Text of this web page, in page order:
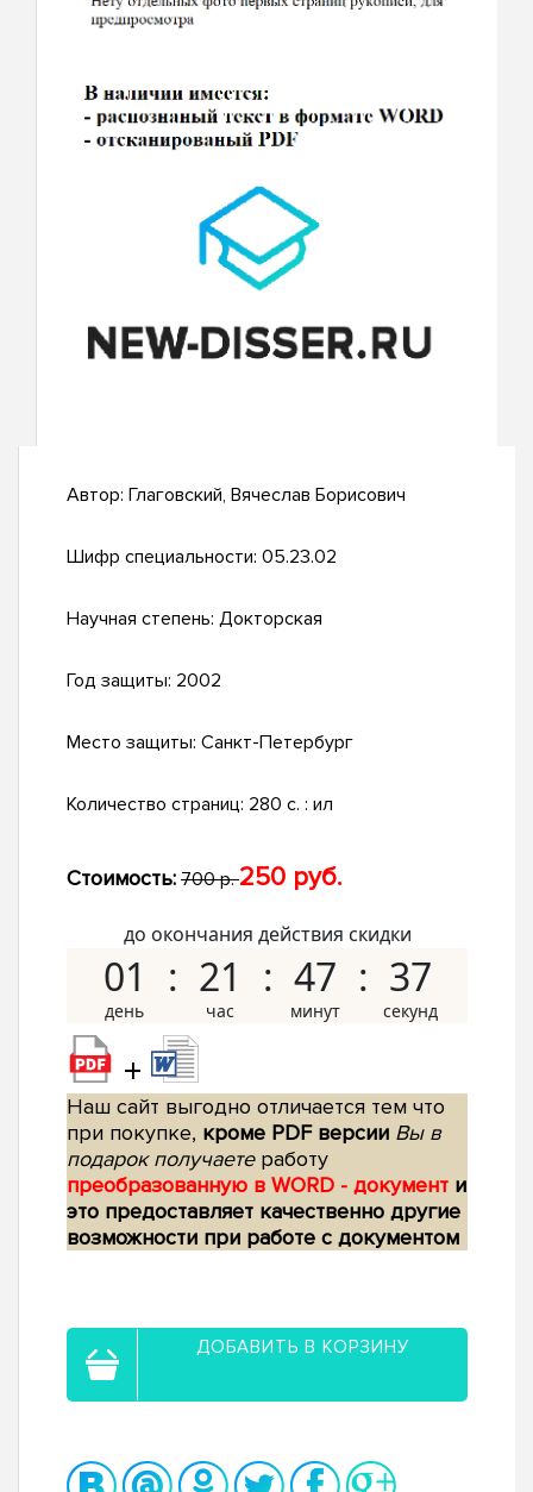
Автор: Глаговский, Вячеслав Борисович
Шифр специальности: 05.23.02
Научная степень: Докторская
Год защиты: 2002
Место защиты: Санкт-Петербург
Количество страниц: 280 с. : ил
Стоимость: 700 р.250 руб.
до окончания действия скидки
01 21 47 36
+
Наш сайт выгодно отличается тем что
при покупке, кроме PDF версии Вы в
подарок получаетеработу
преобразованную в WORD - документ и
это предоставляет качественно другие
возможности при работе с документом
ДОБАВИТЬ В КОРЗИНУ